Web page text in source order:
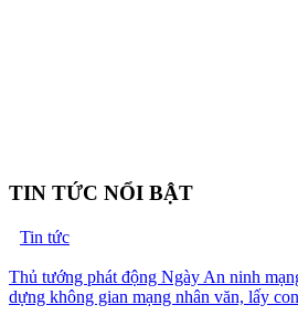
TIN TỨC NỔI BẬT
Tin tức
Thủ tướng phát động Ngày An ninh
dựng không gian mạng nhân văn, lấy